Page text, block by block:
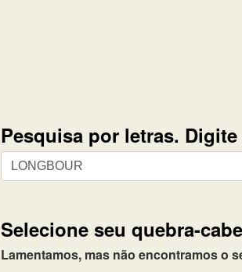
Pesquisa por letras.
Pesquisa
por
todas
as
Selecione seu quebra-
Lamentamos, mas não encontramos o